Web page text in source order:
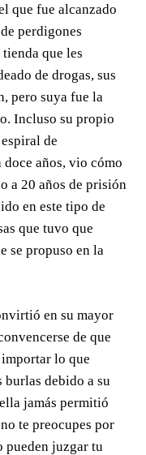
que fue alcanzado
perdigones
que les
de drogas, sus
pero suya fue la
Incluso su propio
de
años, vio cómo
a 20 años de prisión
en este tipo de
que tuvo que
se propuso en la
en su mayor
de que
lo que
burlas debido a su
jamás permitió
te preocupes por
pueden juzgar tu